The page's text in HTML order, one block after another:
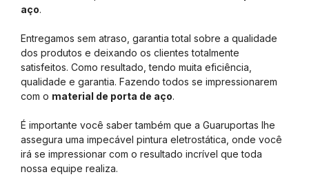
aço.
Entregamos sem atraso, garantia total sobre a qualidade
dos produtos e deixando os clientes totalmente
satisfeitos. Como resultado, tendo muita eficiência,
qualidade e garantia. Fazendo todos se impressionarem
com o material de porta de aço.
É importante você saber também que a Guaruportas lhe
assegura uma impecável pintura eletrostática, onde você
irá se impressionar com o resultado incrível que toda
nossa equipe realiza.